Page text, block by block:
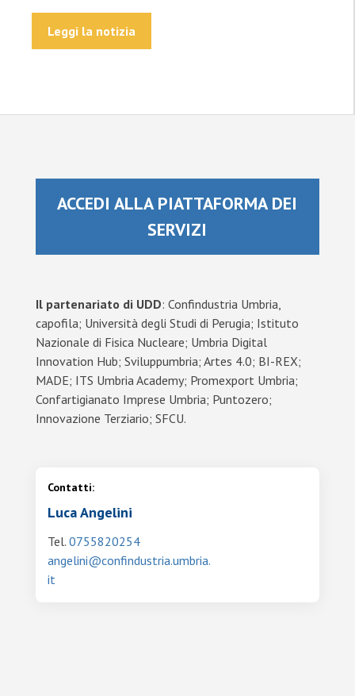
Leggi la notizia
ACCEDI ALLA PIATTAFORMA DEI
SERVIZI
Il partenariato di UDD: Confindustria Umbria,
capofila; Università degli Studi di Perugia; Istituto
Nazionale di Fisica Nucleare; Umbria Digital
Innovation Hub; Sviluppumbria; Artes 4.0; BI-REX;
MADE; ITS Umbria Academy; Promexport Umbria;
Confartigianato Imprese Umbria; Puntozero;
Innovazione Terziario; SFCU.
Contatti:
Luca Angelini
Tel. 0755820254
angelini@confindustria.umbria.
it